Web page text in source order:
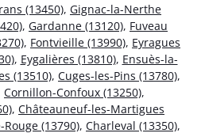
(13450), Gignac-la-Nerthe
, Gardanne (13120), Fuveau
, Fontvieille (13990), Eyragues
, Eygalières (13810), Ensuès-la-
(13510), Cuges-les-Pins (13780),
Cornillon-Confoux (13250),
, Châteauneuf-les-Martigues
(13790), Charleval (13350),